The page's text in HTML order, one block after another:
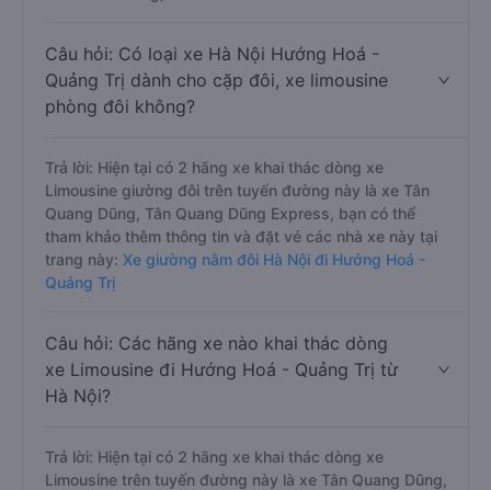
Câu hỏi: Có loại xe Hà Nội Hướng Hoá -
Quảng Trị dành cho cặp đôi, xe limousine
phòng đôi không?
Trả lời: Hiện tại có 2 hãng xe khai thác dòng xe
Limousine giường đôi trên tuyến đường này là xe Tân
Quang Dũng, Tân Quang Dũng Express, bạn có thể
tham khảo thêm thông tin và đặt vé các nhà xe này tại
trang này: Xe giường nằm đôi Hà Nội đi Hướng Hoá -
Quảng Trị
Câu hỏi: Các hãng xe nào khai thác dòng
xe Limousine đi Hướng Hoá - Quảng Trị từ
Hà Nội?
Trả lời: Hiện tại có 2 hãng xe khai thác dòng xe
Limousine trên tuyến đường này là xe Tân Quang Dũng,